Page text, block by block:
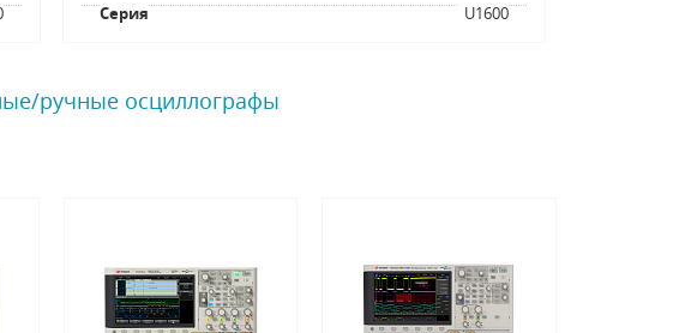
Серия U1600
ручные осциллографы